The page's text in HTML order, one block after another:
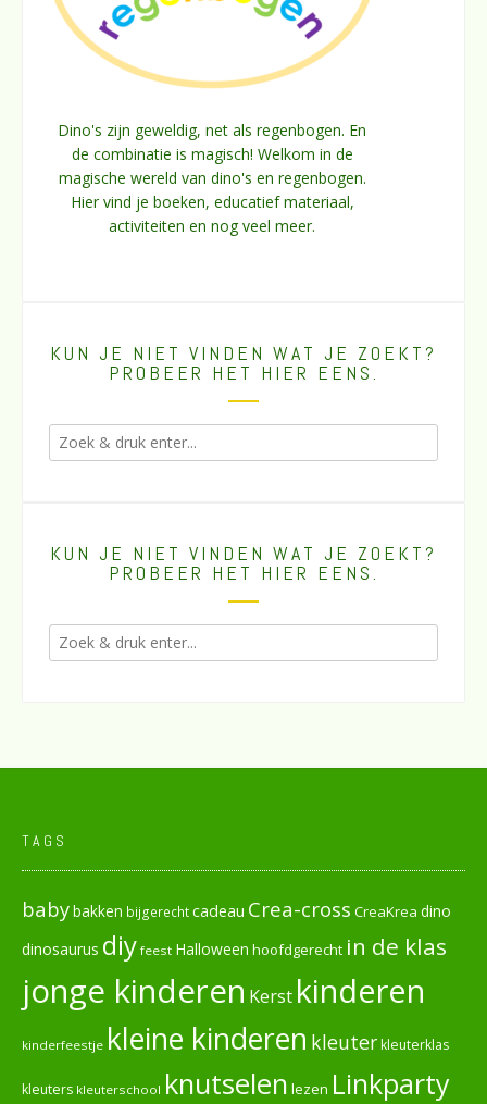
Dino's zijn geweldig, net als regenbogen. En
de combinatie is magisch! Welkom in de
magische wereld van dino's en regenbogen.
Hier vind je boeken, educatief materiaal,
activiteiten en nog veel meer.
KUN JE NIET VINDEN WAT JE ZOEKT?
PROBEER HET HIER EENS.
KUN JE NIET VINDEN WAT JE ZOEKT?
PROBEER HET HIER EENS.
TAGS
babybakken bijgerechtcadeau Crea-cross CreaKrea dino
dinosaurus diy feest Halloween hoofdgerecht in de klas
jonge kinderen Kerst kinderen
kinderfeestje kleine kinderen kleuterkleuterklas
kleuters kleuterschool knutselen lezen Linkparty